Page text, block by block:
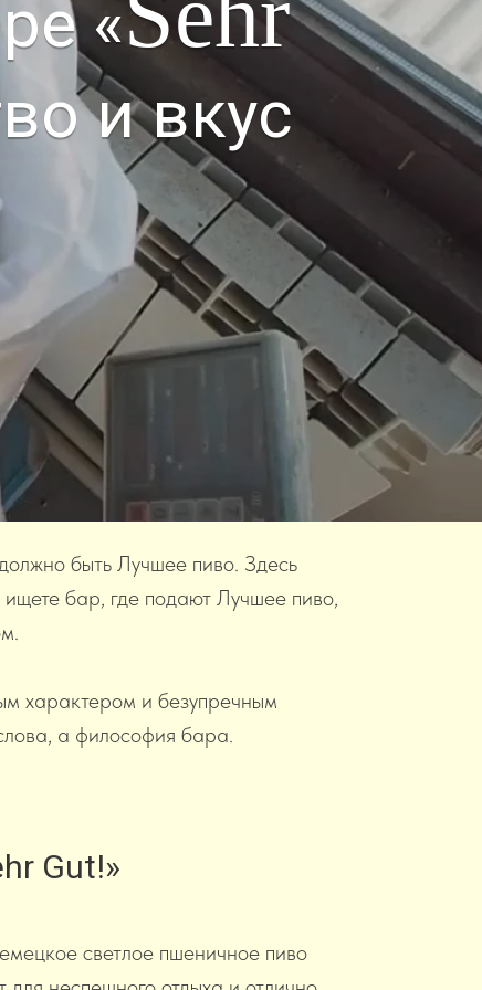
«
и вкус
быть Лучшее пиво. Здесь
бар, где подают Лучшее пиво,
характером и безупречным
а философия бара.
Gut!»
светлое пшеничное пиво